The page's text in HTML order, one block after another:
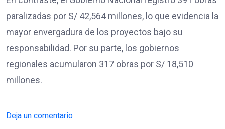
paralizadas por S/ 42,564 millones, lo que evidencia la
mayor envergadura de los proyectos bajo su
responsabilidad. Por su parte, los gobiernos
regionales acumularon 317 obras por S/ 18,510
millones.
Deja un comentario